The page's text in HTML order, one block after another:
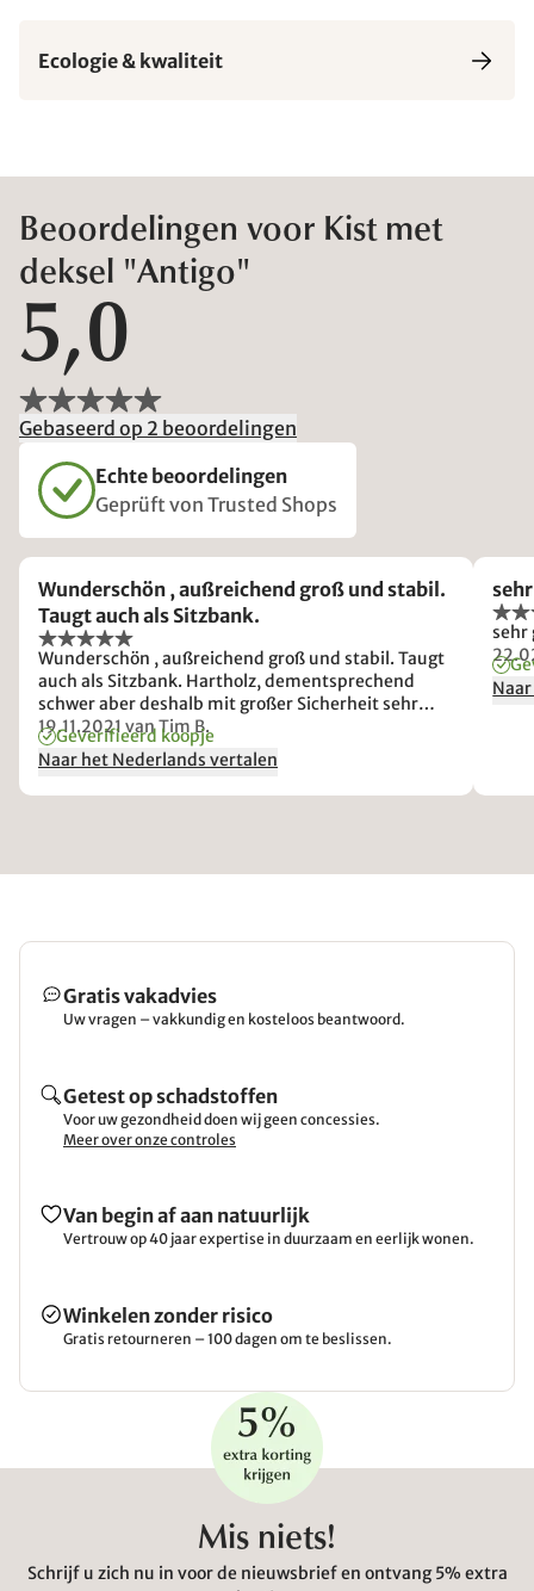
Ecologie & kwaliteit
Beoordelingen voor Kist met
deksel "Antigo"
5,0
Gebaseerd op 2 beoordelingen
Echte beoordelingen
Geprüft von Trusted Shops
Wunderschön , außreichend groß und stabil.
Taugt auch als Sitzbank.
Wunderschön , außreichend groß und stabil. Taugt
auch als Sitzbank. Hartholz, dementsprechend
schwer aber deshalb mit großer Sicherheit sehr
langlebig.
19.11.2021 van Tim B.
Geverifieerd koopje
Naar het Nederlands vertalen
sehr
Gratis vakadvies
Uw vragen – vakkundig en kosteloos beantwoord.
Getest op schadstoffen
Voor uw gezondheid doen wij geen concessies.
Meer over onze controles
Van begin af aan natuurlijk
Vertrouw op 40 jaar expertise in duurzaam en eerlijk wonen.
Winkelen zonder risico
Gratis retourneren – 100 dagen om te beslissen.
Mis niets!
Schrijf u zich nu in voor de nieuwsbrief en ontvang 5% extra